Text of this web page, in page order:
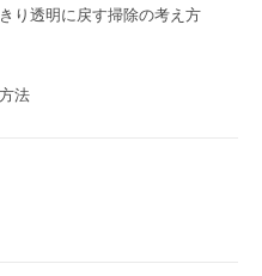
り透明に戻す掃除の考え方
法